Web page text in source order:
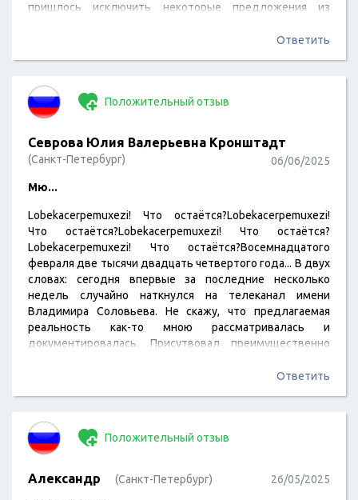
пришлось исключить некоторые предложения из
прочитать. Это восьмого июня две тысячи двадцать
глубину и целостность. По крайней мере, мне так
кажется. Одержимость…
Ответить
Положительный отзыв
Севрова Юлия Валерьевна Кронштадт
(Санкт-Петербург) 06/06/2025
Мю...
Lobekacerpemuxezi! Что остаётся?Lobekacerpemuxezi!
Что остаётся?Lobekacerpemuxezi! Что остаётся?
Lobekacerpemuxezi! Что остаётся?Восемнадцатого
февраля две тысячи двадцать четвертого года... В двух
словах: сегодня впервые за последние несколько
недель случайно наткнулся на телеканал имени
Владимира Соловьева. Не скажу, что предлагаемая
реальность как-то мною рассматривалась и
документировалась. Присутвовал преимущественно
опубликовать что-то околополитическое не даёт
которыми можно и нужно публично поделиться? Нет,
конечно же! Просто сейчас очень много свободного
времени. Я знаю. Мне (локально) повезло. Это
небольшой пост об историческом страхе "Rp" (Russians -
Russian people / физическая…
Ответить
Положительный отзыв
Александр (Санкт-Петербург) 26/05/2025